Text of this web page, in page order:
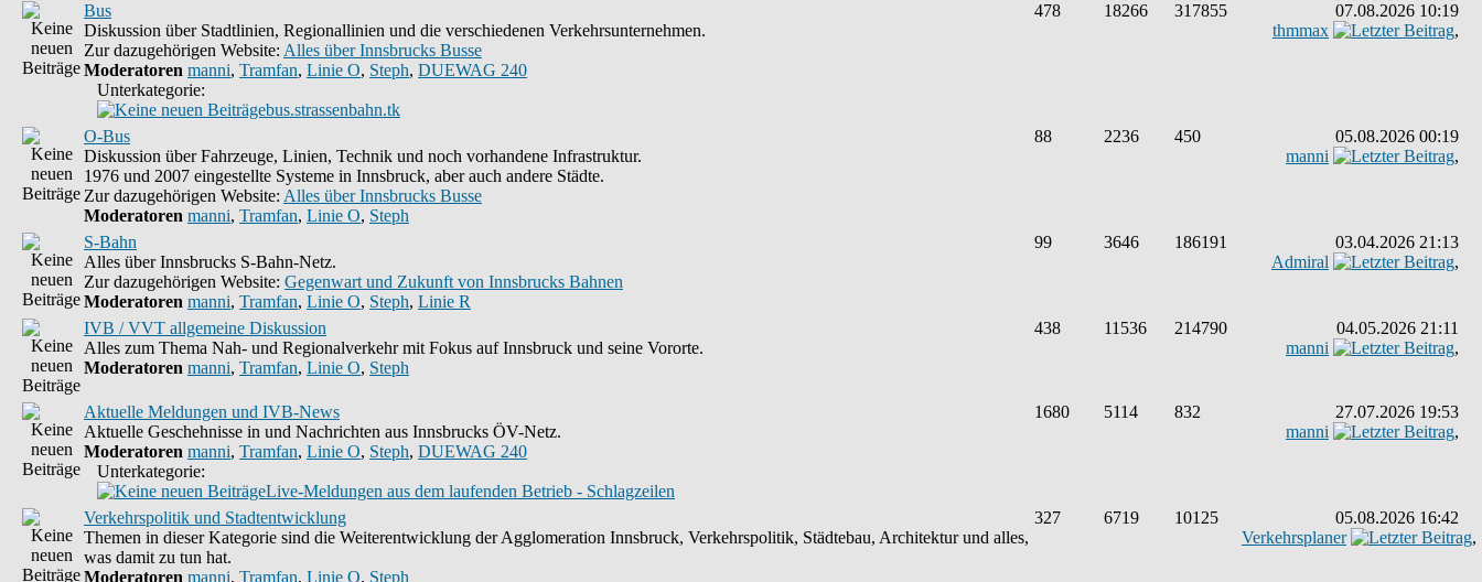
Bus
Diskussion über Stadtlinien, Regionallinien und die verschiedenen Verkehrsunternehmen.
Zur dazugehörigen Website: Alles über Innsbrucks Busse
Moderatoren manni, Tramfan, Linie O, Steph, DUEWAG 240
Unterkategorie:
bus.strassenbahn.tk
478 18266 317855
07.08.2026 10:19
thmmax
,
O-Bus
Diskussion über Fahrzeuge, Linien, Technik und noch vorhandene Infrastruktur.
1976 und 2007 eingestellte Systeme in Innsbruck, aber auch andere Städte.
Zur dazugehörigen Website: Alles über Innsbrucks Busse
Moderatoren manni, Tramfan, Linie O, Steph
88 2236 450
05.08.2026 00:19
manni
,
S-Bahn
Alles über Innsbrucks S-Bahn-Netz.
Zur dazugehörigen Website: Gegenwart und Zukunft von Innsbrucks Bahnen
Moderatoren manni, Tramfan, Linie O, Steph, Linie R
99 3646 186191
03.04.2026 21:13
Admiral
,
IVB / VVT allgemeine Diskussion
Alles zum Thema Nah- und Regionalverkehr mit Fokus auf Innsbruck und seine Vororte.
Moderatoren manni, Tramfan, Linie O, Steph
438 11536 214790
04.05.2026 21:11
manni
,
Aktuelle Meldungen und IVB-News
Aktuelle Geschehnisse in und Nachrichten aus Innsbrucks ÖV-Netz.
Moderatoren manni, Tramfan, Linie O, Steph, DUEWAG 240
Unterkategorie:
Live-Meldungen aus dem laufenden Betrieb - Schlagzeilen
1680 5114 832
27.07.2026 19:53
manni
,
Verkehrspolitik und Stadtentwicklung
Themen in dieser Kategorie sind die Weiterentwicklung der Agglomeration Innsbruck, Verkehrspolitik, Städtebau, Architektur und alles,
was damit zu tun hat.
Moderatoren manni, Tramfan, Linie O, Steph
327 6719 10125
05.08.2026 16:42
Verkehrsplaner
,